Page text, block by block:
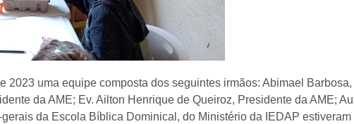
2023 uma equipe composta dos seguintes irmãos: Abimael
da AME; Ev. Ailton Henrique de Queiroz, Presidente da AME;
da Escola Bíblica Dominical, do Ministério da IEDAP